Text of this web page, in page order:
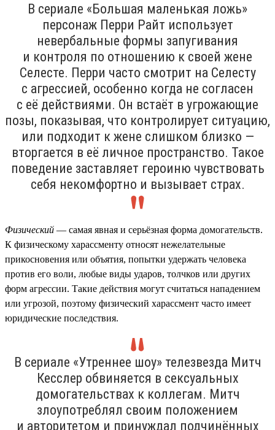
В сериале «Большая маленькая ложь»
персонаж Перри Райт использует
невербальные формы запугивания
и контроля по отношению к своей жене
Селесте. Перри часто смотрит на Селесту
с агрессией, особенно когда не согласен
с её действиями. Он встаёт в угрожающие
позы, показывая, что контролирует ситуацию,
или подходит к жене слишком близко —
вторгается в её личное пространство. Такое
поведение заставляет героиню чувствовать
себя некомфортно и вызывает страх.
Физический — самая явная и серьёзная форма домогательств.
К физическому харассменту относят нежелательные
прикосновения или объятия, попытки удержать человека
против его воли, любые виды ударов, толчков или других
форм агрессии. Такие действия могут считаться нападением
или угрозой, поэтому физический харассмент часто имеет
юридические последствия.
В сериале «Утреннее шоу» телезвезда Митч
Кесслер обвиняется в сексуальных
домогательствах к коллегам. Митч
злоупотреблял своим положением
и авторитетом и принуждал подчинённых